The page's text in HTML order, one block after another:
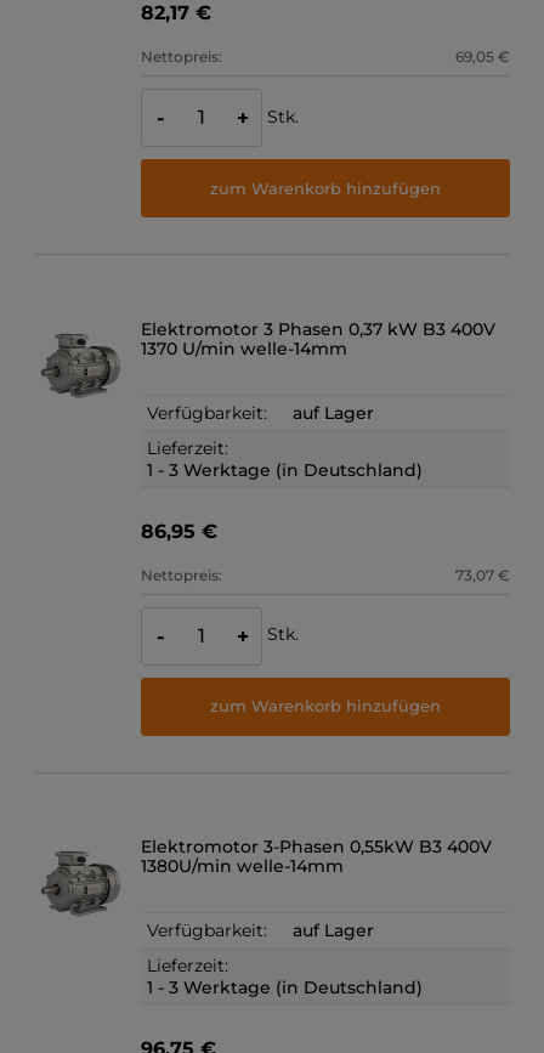
82,17 €
Nettopreis: 69,05 €
- + Stk.
zum Warenkorb hinzufügen
Elektromotor 3 Phasen 0,37 kW B3 400V
1370 U/min welle-14mm
Verfügbarkeit:
auf Lager
Lieferzeit:
1 - 3 Werktage (in Deutschland)
86,95 €
Nettopreis: 73,07 €
- + Stk.
zum Warenkorb hinzufügen
Elektromotor 3-Phasen 0,55kW B3 400V
1380U/min welle-14mm
Verfügbarkeit:
auf Lager
Lieferzeit:
1 - 3 Werktage (in Deutschland)